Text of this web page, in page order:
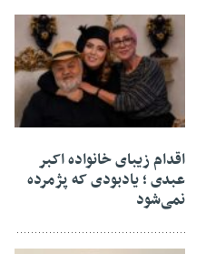
۰۸ مرداد ۱۴۰۵
اقدام زیبای خانواده اکبر
عبدی ؛ یادبودی که پژمرده
نمی‌شود